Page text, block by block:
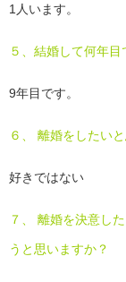
1人います。
５、結婚して何年目
9年目です。
６、 離婚をしたい
好きではない
７、 離婚を決意し
うと思いますか？